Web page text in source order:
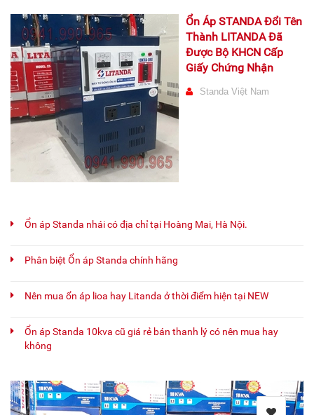
Ổn Áp STANDA Đổi Tên
Thành LITANDA Đã
Được Bộ KHCN Cấp
Giấy Chứng Nhận
Standa Việt Nam
Ổn áp Standa nhái có địa chỉ tại Hoàng Mai, Hà Nội.
Phân biệt Ổn áp Standa chính hãng
Nên mua ổn áp lioa hay Litanda ở thời điểm hiện tại NEW
Ổn áp Standa 10kva cũ giá rẻ bán thanh lý có nên mua hay
không